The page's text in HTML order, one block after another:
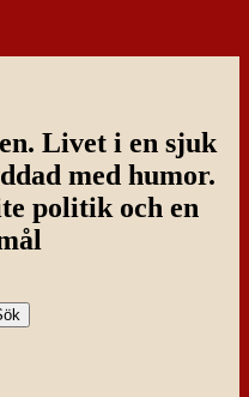
Livet i en sjuk
med humor.
politik och en